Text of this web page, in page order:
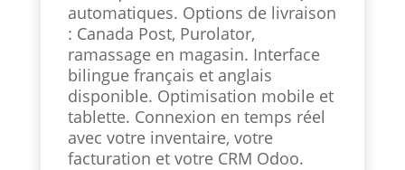
automatiques. Options de livraison
: Canada Post, Purolator,
ramassage en magasin. Interface
bilingue français et anglais
disponible. Optimisation mobile et
tablette. Connexion en temps réel
avec votre inventaire, votre
facturation et votre CRM Odoo.